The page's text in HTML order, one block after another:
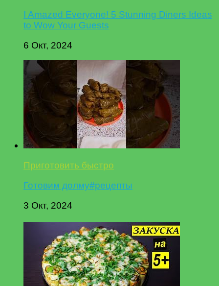
I Amazed Everyone! 5 Stunning Diners Ideas
to Wow Your Guests
6 Окт, 2024
Приготовить быстро
Готовим долму#рецепты
3 Окт, 2024